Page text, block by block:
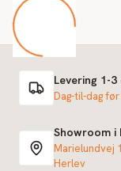
Levering 1-3
Dag-til-dag
Showroom i
Marielundvej
Herlev